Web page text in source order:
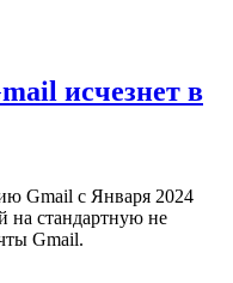
исчезнет в
Gmail с Января 2024
на стандартную не
Gmail.